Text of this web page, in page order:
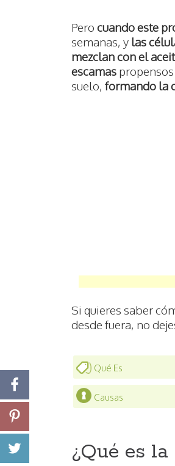
Pero cuando este
semanas, y las
mezclan con el
escamas
suelo, formando la
Si quieres saber
desde fuera, no
Qué Es
Causas
¿Qué es la